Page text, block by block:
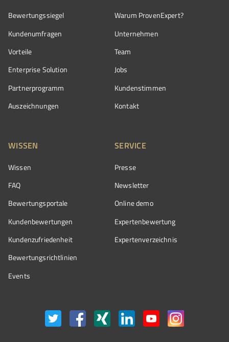
Bewertungssiegel
Kundenumfragen
Vorteile
Enterprise Solution
Partnerprogramm
Auszeichnungen
Warum ProvenExpert?
Unternehmen
Team
Jobs
Kundenstimmen
Kontakt
WISSEN
Wissen
FAQ
Bewertungsportale
Kundenbewertungen
Kundenzufriedenheit
Bewertungs­richtlinien
Events
SERVICE
Presse
Newsletter
Online demo
Expertenbewertung
Expertenverzeichnis